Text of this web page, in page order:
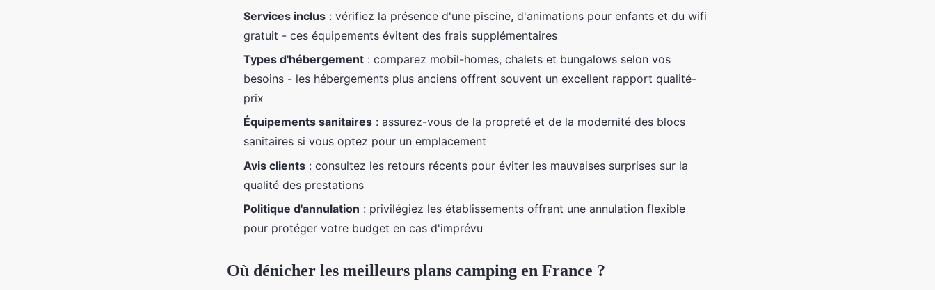
Services inclus : vérifiez la présence d'une piscine, d'animations pour enfants et du wifi
gratuit - ces équipements évitent des frais supplémentaires
Types d'hébergement : comparez mobil-homes, chalets et bungalows selon vos
besoins - les hébergements plus anciens offrent souvent un excellent rapport qualité-
prix
Équipements sanitaires : assurez-vous de la propreté et de la modernité des blocs
sanitaires si vous optez pour un emplacement
Avis clients : consultez les retours récents pour éviter les mauvaises surprises sur la
qualité des prestations
Politique d'annulation : privilégiez les établissements offrant une annulation flexible
pour protéger votre budget en cas d'imprévu
Où dénicher les meilleurs plans camping en France ?